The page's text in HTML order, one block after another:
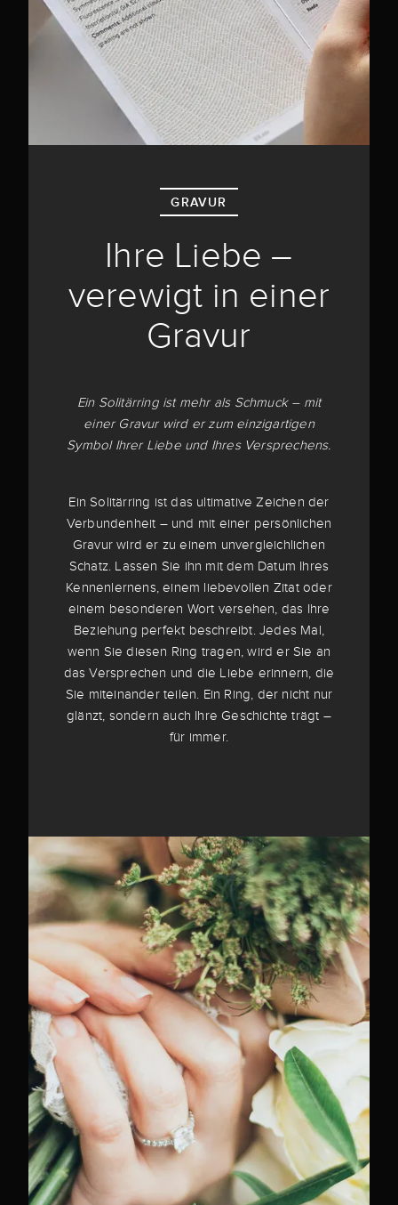
GRAVUR
Ihre Liebe –
verewigt in einer
Gravur
Ein Solitärring ist mehr als Schmuck – mit
einer Gravur wird er zum einzigartigen
Symbol Ihrer Liebe und Ihres Versprechens.
Ein Solitärring ist das ultimative Zeichen der
Verbundenheit – und mit einer persönlichen
Gravur wird er zu einem unvergleichlichen
Schatz. Lassen Sie ihn mit dem Datum Ihres
Kennenlernens, einem liebevollen Zitat oder
einem besonderen Wort versehen, das Ihre
Beziehung perfekt beschreibt. Jedes Mal,
wenn Sie diesen Ring tragen, wird er Sie an
das Versprechen und die Liebe erinnern, die
Sie miteinander teilen. Ein Ring, der nicht nur
glänzt, sondern auch Ihre Geschichte trägt –
für immer.